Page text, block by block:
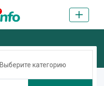
Выберите категорию